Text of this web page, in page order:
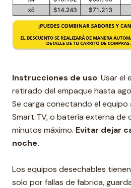
Instrucciones de uso: Usar el
retirado del empaque hasta
Se carga conectando el equipo
Smart TV, o batería externa
minutos máximo. Evitar dejar
noche.
Los equipos desechables tienen
solo por fallas de fabrica,